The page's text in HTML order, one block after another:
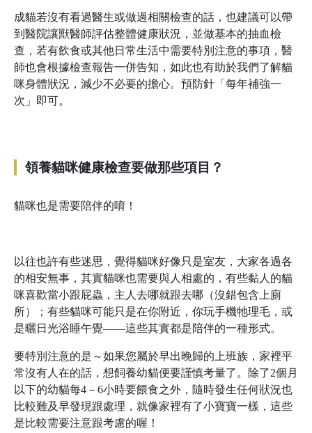
成貓若沒有看過醫生或做過相關檢查的話，也建議可以帶
到醫院讓獸醫師評估整體健康狀況，並做基本的抽血檢
查，若有飲食或其他日常生活中需要特別注意的事項，醫
師也會根據檢查報告一併告知，如此也有助於我們了解貓
咪身體狀況，減少不必要的擔心。預防針「每年補強一
次」即可。
領養貓咪健康檢查要做那些項目？
貓咪也是需要陪伴的唷！
以往也許有些迷思，覺得貓咪好像只是室友，大家各過各
的相安無事，其實貓咪也需要與人相處的，有些黏人的貓
咪喜歡當小跟屁蟲，主人去哪就跟去哪（沒錯包含上廁
所）；有些貓咪可能只是在你附近，你玩手機牠理毛，或
是曬日光浴睡午覺——這些其實都是陪伴的一種形式。
要特別注意的是～如果您屬於早出晚歸的上班族，家裡平
常沒有人在的話，想飼養幼貓便要謹慎考量了。除了2個月
以下的幼貓每4－6小時要餵食之外，隨時發生任何狀況也
比較難及早發現跟處理，就像家裡有了小寶寶一樣，這些
是比較需要注意跟考慮的喔！